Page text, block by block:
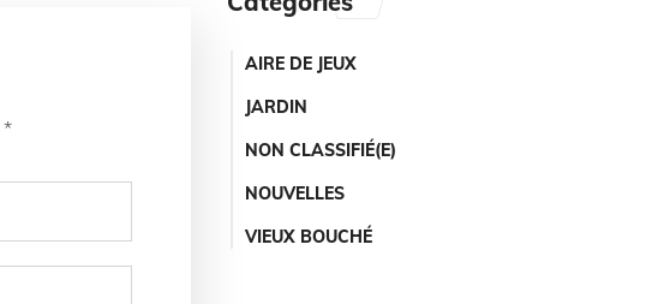
*
AIRE DE JEUX
JARDIN
NON CLASSIFIÉ(E)
NOUVELLES
VIEUX BOUCHÉ